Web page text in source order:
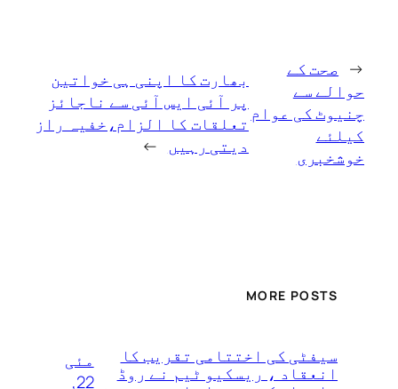
← صحت کے
حوالے سے
چنیوٹ کی عوام
کیلئے
خوشخبری
بھارت کا اپنی ہی خواتین
پر آئی ایس آئی سے ناجائز
تعلقات کا الزام،خفیہ راز
دیتی رہیں →
MORE POSTS
سیفٹی کی اختتامی تقریب کا
انعقاد ، ریسکیو ٹیم نے روڈ
مئی
22,